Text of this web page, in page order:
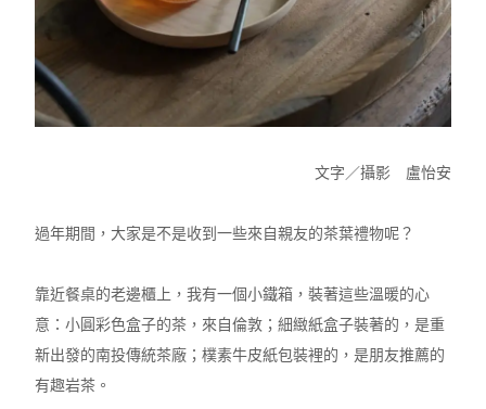
文字／攝影 盧怡安
過年期間，大家是不是收到一些來自親友的茶葉禮物呢？
靠近餐桌的老邊櫃上，我有一個小鐵箱，裝著這些溫暖的心
意：小圓彩色盒子的茶，來自倫敦；細緻紙盒子裝著的，是重
新出發的南投傳統茶廠；樸素牛皮紙包裝裡的，是朋友推薦的
有趣岩茶。